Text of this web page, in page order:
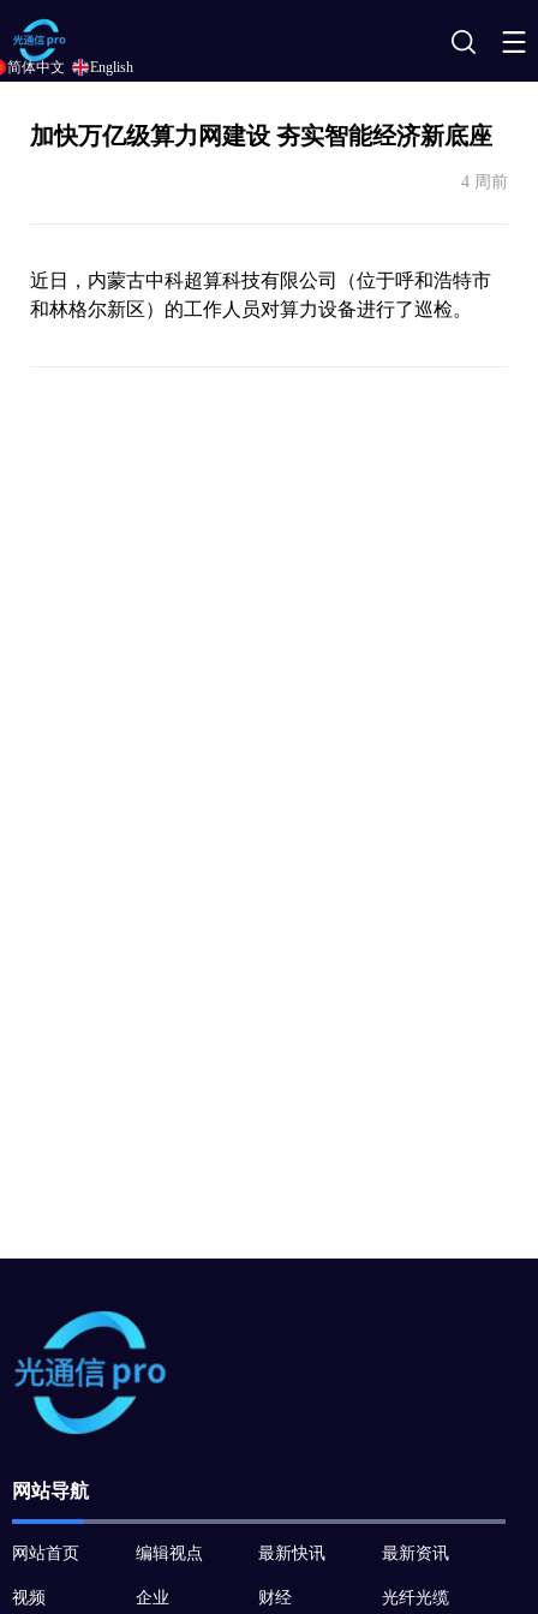
搜
加快万亿级算力网建设 夯实智能经济新底座
4 周前
近日，内蒙古中科超算科技有限公司（位于呼和浩特市
和林格尔新区）的工作人员对算力设备进行了巡检。
网站导航
网站首页 编辑视点 最新快讯 最新资讯
视频 企业 财经 光纤光缆
简体中文 English